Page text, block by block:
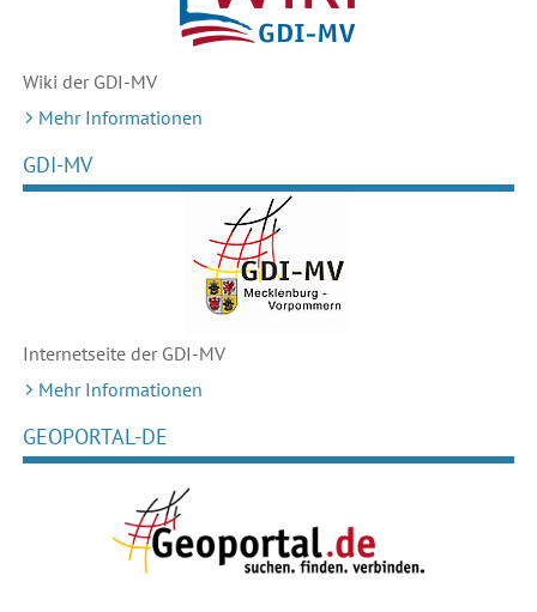
Wiki der GDI-MV
Mehr Informationen
GDI-MV
Internetseite der GDI-MV
Mehr Informationen
GEOPORTAL-DE